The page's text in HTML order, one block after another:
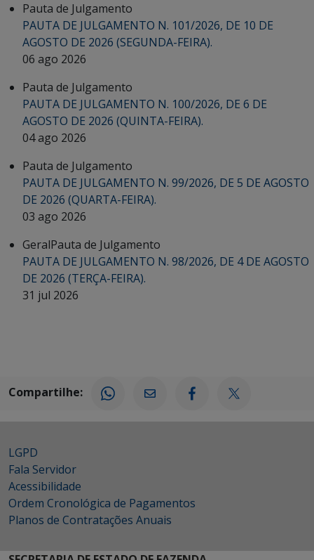
Pauta de Julgamento
PAUTA DE JULGAMENTO N. 101/2026, DE 10 DE
AGOSTO DE 2026 (SEGUNDA-FEIRA).
06 ago 2026
Pauta de Julgamento
PAUTA DE JULGAMENTO N. 100/2026, DE 6 DE
AGOSTO DE 2026 (QUINTA-FEIRA).
04 ago 2026
Pauta de Julgamento
PAUTA DE JULGAMENTO N. 99/2026, DE 5 DE AGOSTO
DE 2026 (QUARTA-FEIRA).
03 ago 2026
GeralPauta de Julgamento
PAUTA DE JULGAMENTO N. 98/2026, DE 4 DE AGOSTO
DE 2026 (TERÇA-FEIRA).
31 jul 2026
Compartilhe:
LGPD
Fala Servidor
Acessibilidade
Ordem Cronológica de Pagamentos
Planos de Contratações Anuais